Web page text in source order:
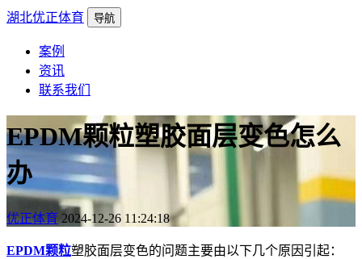
湖北优正体育 导航
案例
资讯
联系我们
EPDM颗粒塑胶面层变色怎么
办
优正体育 2024-12-26 11:24:18
EPDM颗粒塑胶面层变色的问题主要由以下几个原因引起：